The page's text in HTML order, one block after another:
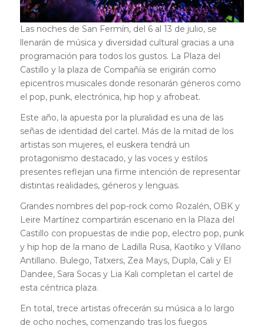
Las noches de San Fermín, del 6 al 13 de julio, se
llenarán de música y diversidad cultural gracias a una
programación para todos los gustos. La Plaza del
Castillo y la plaza de Compañía se erigirán como
epicentros musicales donde resonarán géneros como
el pop, punk, electrónica, hip hop y afrobeat.
Este año, la apuesta por la pluralidad es una de las
señas de identidad del cartel. Más de la mitad de los
artistas son mujeres, el euskera tendrá un
protagonismo destacado, y las voces y estilos
presentes reflejan una firme intención de representar
distintas realidades, géneros y lenguas.
Grandes nombres del pop-rock como Rozalén, OBK y
Leire Martínez compartirán escenario en la Plaza del
Castillo con propuestas de indie pop, electro pop, punk
y hip hop de la mano de Ladilla Rusa, Kaotiko y Villano
Antillano. Bulego, Tatxers, Zea Mays, Dupla, Cali y El
Dandee, Sara Socas y Lia Kali completan el cartel de
esta céntrica plaza.
En total, trece artistas ofrecerán su música a lo largo
de ocho noches, comenzando tras los fuegos